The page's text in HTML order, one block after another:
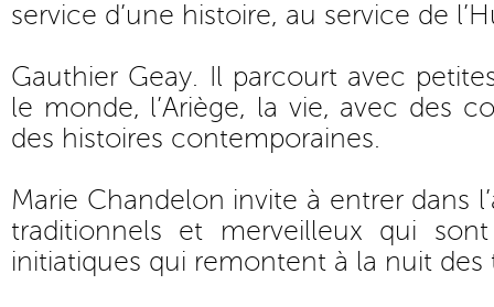
service d’une histoire, au service de
Gauthier Geay. Il parcourt avec
le monde, l’Ariège, la vie, avec des
des histoires contemporaines.
Marie Chandelon invite à entrer dans
traditionnels et merveilleux qui
initiatiques qui remontent à la nuit des